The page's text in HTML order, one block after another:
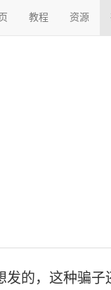
教程 资源
发的，这种骗子